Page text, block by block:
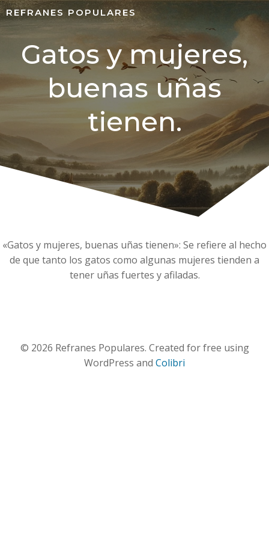
REFRANES POPULARES
Gatos y mujeres,
buenas uñas
tienen.
«Gatos y mujeres, buenas uñas tienen»: Se refiere al hecho
de que tanto los gatos como algunas mujeres tienden a
tener uñas fuertes y afiladas.
© 2026 Refranes Populares. Created for free using
WordPress and Colibri